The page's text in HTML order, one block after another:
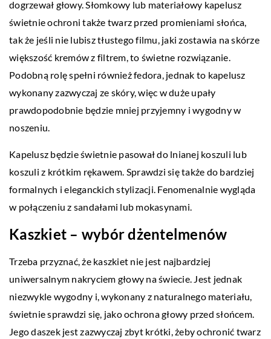
dogrzewał głowy. Słomkowy lub materiałowy kapelusz
świetnie ochroni także twarz przed promieniami słońca,
tak że jeśli nie lubisz tłustego filmu, jaki zostawia na skórze
większość kremów z filtrem, to świetne rozwiązanie.
Podobną rolę spełni również fedora, jednak to kapelusz
wykonany zazwyczaj ze skóry, więc w duże upały
prawdopodobnie będzie mniej przyjemny i wygodny w
noszeniu.
Kapelusz będzie świetnie pasował do lnianej koszuli lub
koszuli z krótkim rękawem. Sprawdzi się także do bardziej
formalnych i eleganckich stylizacji. Fenomenalnie wygląda
w połączeniu z sandałami lub mokasynami.
Kaszkiet – wybór dżentelmenów
Trzeba przyznać, że kaszkiet nie jest najbardziej
uniwersalnym nakryciem głowy na świecie. Jest jednak
niezwykle wygodny i, wykonany z naturalnego materiału,
świetnie sprawdzi się, jako ochrona głowy przed słońcem.
Jego daszek jest zazwyczaj zbyt krótki, żeby ochronić twarz